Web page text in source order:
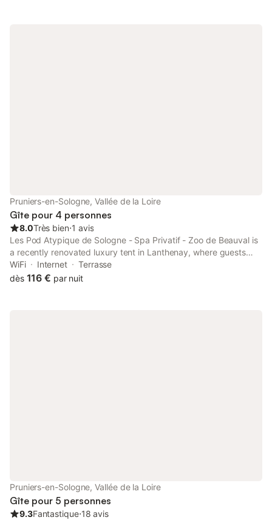
Pruniers-en-Sologne, Vallée de la Loire
Gîte pour 4 personnes
8.0Très bien⋅1 avis
Les Pod Atypique de Sologne - Spa Privatif - Zoo de Beauval is
a recently renovated luxury tent in Lanthenay, where guests
can make the most of its garden and barbecue facilities.
WiFi Internet
Terrasse
dès 116 € par nuit
Pruniers-en-Sologne, Vallée de la Loire
Gîte pour 5 personnes
9.3Fantastique⋅18 avis